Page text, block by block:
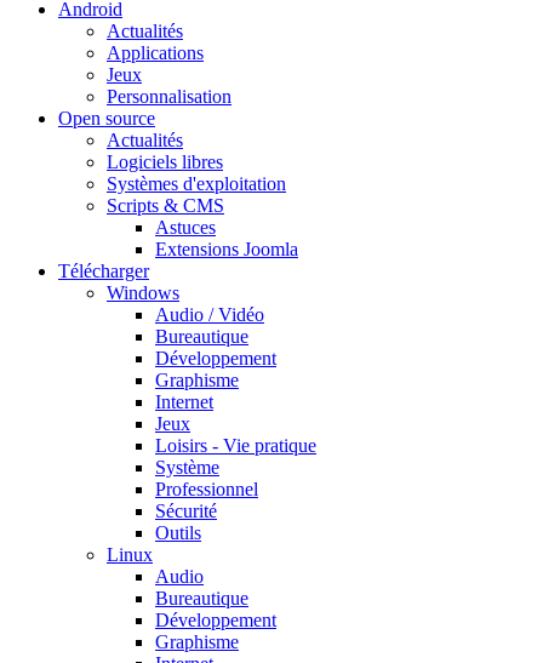
Android
Actualités
Applications
Jeux
Personnalisation
Open source
Actualités
Logiciels libres
Systèmes d'exploitation
Scripts & CMS
Astuces
Extensions Joomla
Télécharger
Windows
Audio / Vidéo
Bureautique
Développement
Graphisme
Internet
Jeux
Loisirs - Vie pratique
Système
Professionnel
Sécurité
Outils
Linux
Audio
Bureautique
Développement
Graphisme